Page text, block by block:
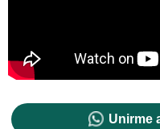
Unirme